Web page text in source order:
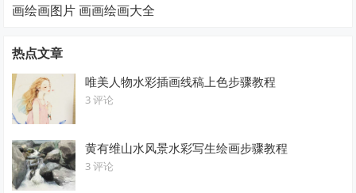
画绘画图片 画画绘画大全
热点文章
唯美人物水彩插画线稿上色步骤教程
3 评论
黄有维山水风景水彩写生绘画步骤教程
3 评论